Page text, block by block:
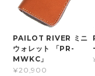
PAILOT RIVER ミニ
ウォレット 「PR-
MWKC」
¥20,900